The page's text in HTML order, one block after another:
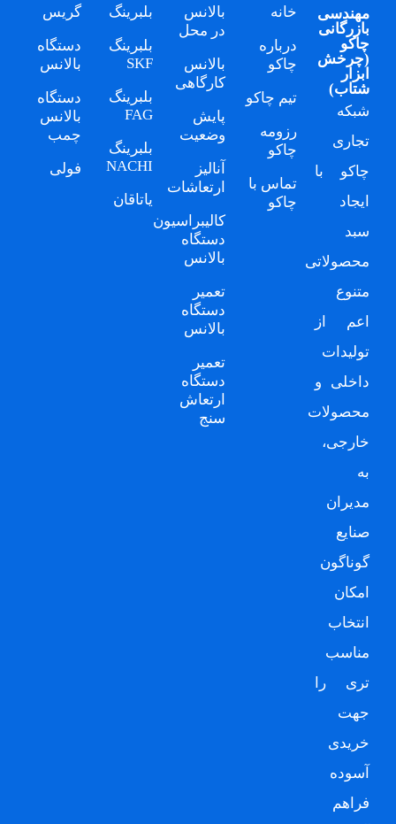
مهندسی
بازرگانی
چاکو
(چرخش
ابزار
شتاب)
شبکه
تجاری
چاکو با
ایجاد
سبد
محصولاتی
متنوع
اعم از
تولیدات
داخلی و
محصولات
خارجی،
به
مدیران
صنایع
گوناگون
امکان
انتخاب
مناسب
تری را
جهت
خریدی
آسوده
فراهم
خانه
درباره
چاکو
تیم چاکو
رزومه
چاکو
تماس با
چاکو
بالانس
در محل
بالانس
کارگاهی
پایش
وضعیت
آنالیز
ارتعاشات
کالیبراسیون
دستگاه
بالانس
تعمیر
دستگاه
بالانس
تعمیر
دستگاه
ارتعاش
سنج
بلبرینگ
بلبرینگ
SKF
بلبرینگ
FAG
بلبرینگ
NACHI
یاتاقان
گریس
دستگاه
بالانس
دستگاه
بالانس
چمب
فولی